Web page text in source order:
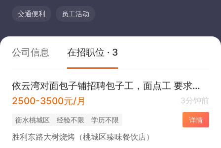
交通便利 员工活动
公司信息 在招职位 · 3
依云湾对面包子铺招聘包子工，面点工 要求熟练工
2500-3500元/月
3分钟前
衡水桃城区 经验不限 学历不限 详情
胜利东路大树烧烤（桃城区臻味餐饮店）